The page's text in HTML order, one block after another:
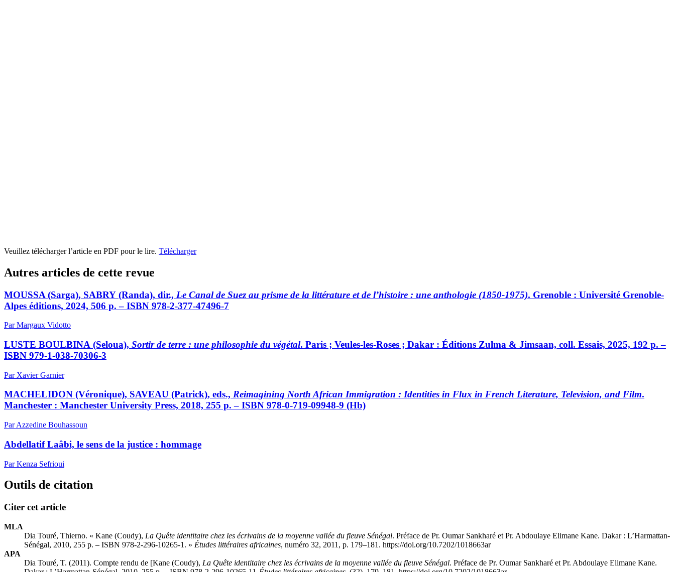
Veuillez télécharger l’article en PDF pour le lire. Télécharger
Autres articles de cette revue
MOUSSA (Sarga), SABRY (Randa), dir., Le Canal de Suez au prisme de la littérature et de l’histoire : une anthologie (1850-1975). Grenoble : Université Grenoble-
Alpes éditions, 2024, 506 p. – ISBN 978-2-377-47496-7
Par Margaux Vidotto
LUSTE BOULBINA (Seloua), Sortir de terre : une philosophie du végétal. Paris ; Veules-les-Roses ; Dakar : Éditions Zulma & Jimsaan, coll. Essais, 2025, 192 p. –
ISBN 979-1-038-70306-3
Par Xavier Garnier
MACHELIDON (Véronique), SAVEAU (Patrick), eds., Reimagining North African Immigration : Identities in Flux in French Literature, Television, and Film.
Manchester : Manchester University Press, 2018, 255 p. – ISBN 978-0-719-09948-9 (Hb)
Par Azzedine Bouhassoun
Abdellatif Laâbi, le sens de la justice : hommage
Par Kenza Sefrioui
Outils de citation
Citer cet article
MLA
Dia Touré, Thierno. « Kane (Coudy), La Quête identitaire chez les écrivains de la moyenne vallée du fleuve Sénégal. Préface de Pr. Oumar Sankharé et Pr. Abdoulaye Elimane Kane. Dakar : L’Harmattan-
Sénégal, 2010, 255 p. – ISBN 978-2-296-10265-1 . » Études littéraires africaines, numéro 32, 2011, p. 179–181. https://doi.org/10.7202/1018663ar
APA
Dia Touré, T. (2011). Compte rendu de [Kane (Coudy), La Quête identitaire chez les écrivains de la moyenne vallée du fleuve Sénégal. Préface de Pr. Oumar Sankharé et Pr. Abdoulaye Elimane Kane.